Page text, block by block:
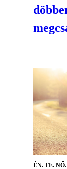
ÉN. TE. NŐ.